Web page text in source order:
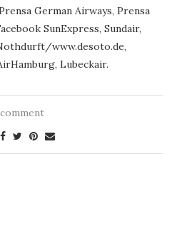
German Airways, Prensa
SunExpress, Sundair,
www.desoto.de,
Lubeckair.